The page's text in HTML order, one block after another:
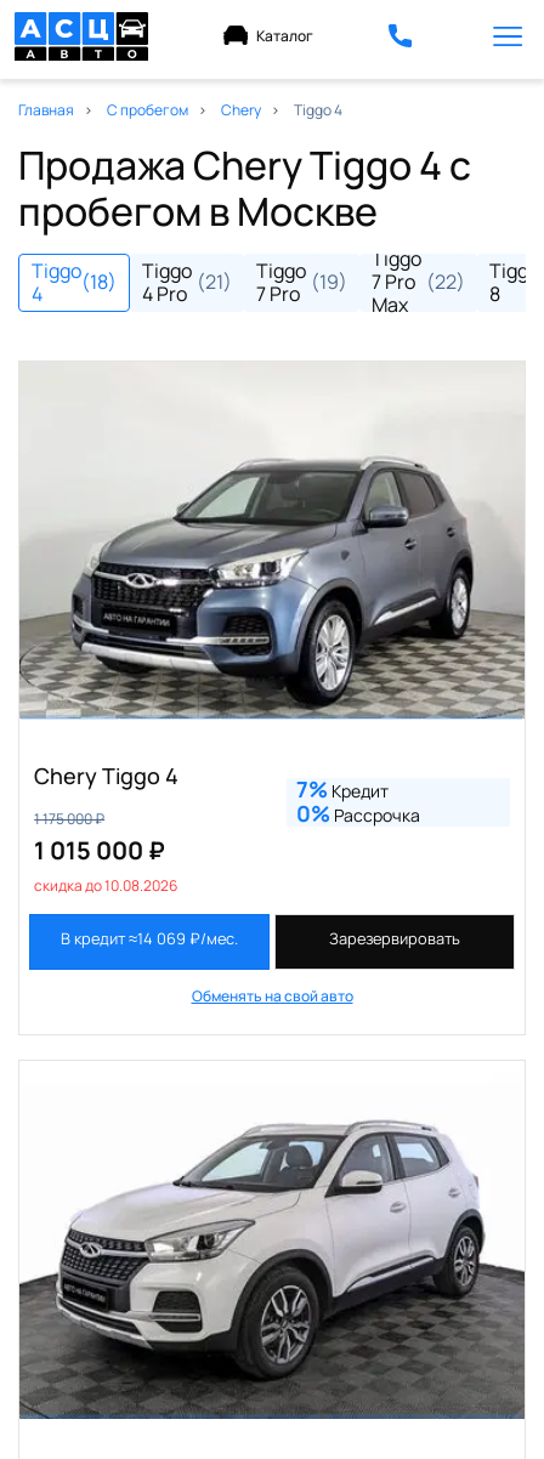
Каталог
Главная С пробегом Chery Tiggo 4
Продажа Chery Tiggo 4 с
пробегом в Москве
Tiggo
4
(18)
Tiggo
4 Pro (21)
Tiggo
7 Pro (19)
Tiggo
7 Pro
Max
(22)
Tiggo
8
Chery Tiggo 4
1 175 000 ₽
1 015 000 ₽
скидка до 10.08.2026
7% Кредит
0% Рассрочка
В кредит ≈14 069 ₽/мес. Зарезервировать
Обменять на свой авто